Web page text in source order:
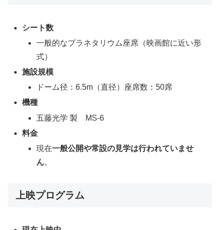
シート数
一般的なプラネタリウム座席（映画館に近い形
式）
施設規模
ドーム径：6.5m（直径）座席数：50席
機種
五藤光学 製 MS-6
料金
現在一般公開や常設の見学は行われていませ
ん。
上映プログラム